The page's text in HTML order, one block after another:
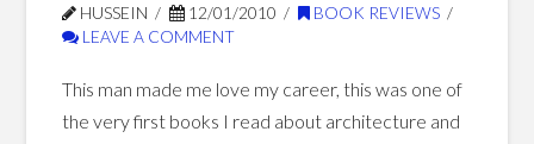
HUSSEIN 12/01/2010
BOOK REVIEWS
LEAVE A COMMENT
This man made me love my career, this was one of
the very first books I read about architecture and